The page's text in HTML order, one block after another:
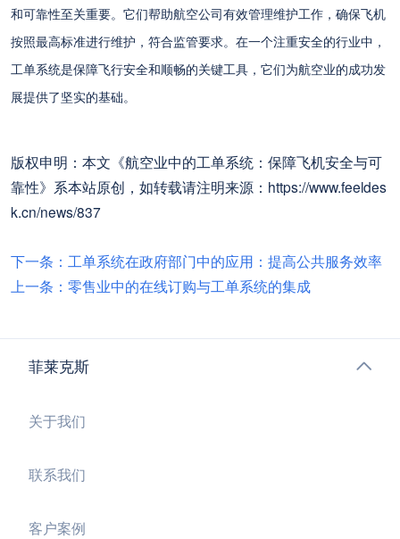
和可靠性至关重要。它们帮助航空公司有效管理维护工作，确保飞机
按照最高标准进行维护，符合监管要求。在一个注重安全的行业中，
工单系统是保障飞行安全和顺畅的关键工具，它们为航空业的成功发
展提供了坚实的基础。
版权申明：本文《航空业中的工单系统：保障飞机安全与可
靠性》系本站原创，如转载请注明来源：https://www.feeldes
k.cn/news/837
下一条：工单系统在政府部门中的应用：提高公共服务效率
上一条：零售业中的在线订购与工单系统的集成
菲莱克斯
关于我们
联系我们
客户案例